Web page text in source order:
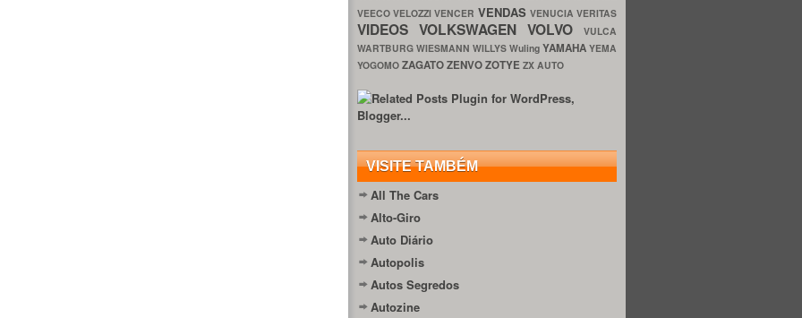
VEECOVELOZZIVENCER VENDAS VENUCIAVERITAS
VIDEOS VOLKSWAGEN VOLVO
VULCA
WARTBURG WIESMANN WILLYS Wuling YAMAHA YEMA
YOGOMO ZAGATOZENVOZOTYE ZX AUTO
VISITE TAMBÉM
All The Cars
Alto-Giro
Auto Diário
Autopolis
Autos Segredos
Autozine